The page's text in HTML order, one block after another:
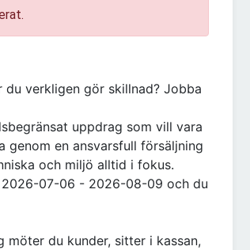
verkligen gör skillnad? Jobba
uppdrag som vill vara
en ansvarsfull försäljning
och miljö alltid i fokus.
07-06 - 2026-08-09 och du
du kunder, sitter i kassan,